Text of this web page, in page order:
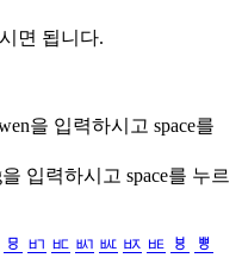
면 됩니다.
을 입력하시고 space를
을 입력하시고 space를 누르
ㅱ ㅲ ㅳ ㅴ ㅵ ㅶ ㅷ ㅸ
ㅹ